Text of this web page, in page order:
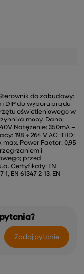
do zabudowy:
DIP do wyboru prądu
oświetleniowego w
mocy. Dane:
Natężenie: 350mA –
198 ÷ 264 V AC iTHD:
max. Power Factor: 0,95
i
przed
Certyfikaty: EN
EN 61347-2-13, EN
Zadaj pytanie